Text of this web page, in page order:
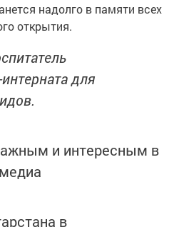
надолго в памяти всех
открытия.
для
и интересным в
в